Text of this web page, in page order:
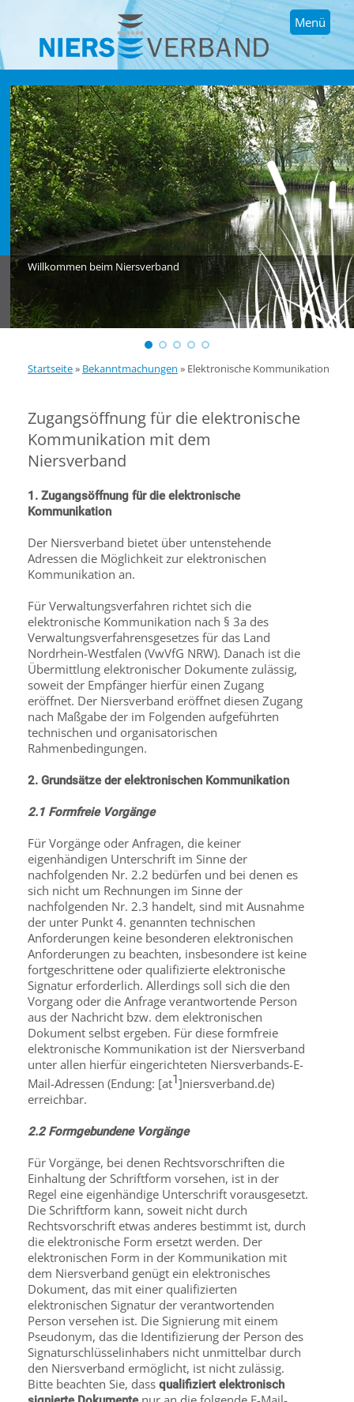
Menü
Willkommen beim Niersverband
Startseite» Bekanntmachungen » Elektronische Kommunikation
Zugangsöffnung für die elektronische
Kommunikation mit dem
Niersverband
1. Zugangsöffnung für die elektronische
Kommunikation
Der Niersverband bietet über untenstehende
Adressen die Möglichkeit zur elektronischen
Kommunikation an.
Für Verwaltungsverfahren richtet sich die
elektronische Kommunikation nach § 3a des
Verwaltungsverfahrensgesetzes für das Land
Nordrhein-Westfalen (VwVfG NRW). Danach ist die
Übermittlung elektronischer Dokumente zulässig,
soweit der Empfänger hierfür einen Zugang
eröffnet. Der Niersverband eröffnet diesen Zugang
nach Maßgabe der im Folgenden aufgeführten
technischen und organisatorischen
Rahmenbedingungen.
2. Grundsätze der elektronischen Kommunikation
2.1 Formfreie Vorgänge
Für Vorgänge oder Anfragen, die keiner
eigenhändigen Unterschrift im Sinne der
nachfolgenden Nr. 2.2 bedürfen und bei denen es
sich nicht um Rechnungen im Sinne der
nachfolgenden Nr. 2.3 handelt, sind mit Ausnahme
der unter Punkt 4. genannten technischen
Anforderungen keine besonderen elektronischen
Anforderungen zu beachten, insbesondere ist keine
fortgeschrittene oder qualifizierte elektronische
Signatur erforderlich. Allerdings soll sich die den
Vorgang oder die Anfrage verantwortende Person
aus der Nachricht bzw. dem elektronischen
Dokument selbst ergeben. Für diese formfreie
elektronische Kommunikation ist der Niersverband
unter allen hierfür eingerichteten Niersverbands-E-
Mail-Adressen (Endung: [at1]niersverband.de)
erreichbar.
2.2 Formgebundene Vorgänge
Für Vorgänge, bei denen Rechtsvorschriften die
Einhaltung der Schriftform vorsehen, ist in der
Regel eine eigenhändige Unterschrift vorausgesetzt.
Die Schriftform kann, soweit nicht durch
Rechtsvorschrift etwas anderes bestimmt ist, durch
die elektronische Form ersetzt werden. Der
elektronischen Form in der Kommunikation mit
dem Niersverband genügt ein elektronisches
Dokument, das mit einer qualifizierten
elektronischen Signatur der verantwortenden
Person versehen ist. Die Signierung mit einem
Pseudonym, das die Identifizierung der Person des
Signaturschlüsselinhabers nicht unmittelbar durch
den Niersverband ermöglicht, ist nicht zulässig.
Bitte beachten Sie, dass qualifiziert elektronisch